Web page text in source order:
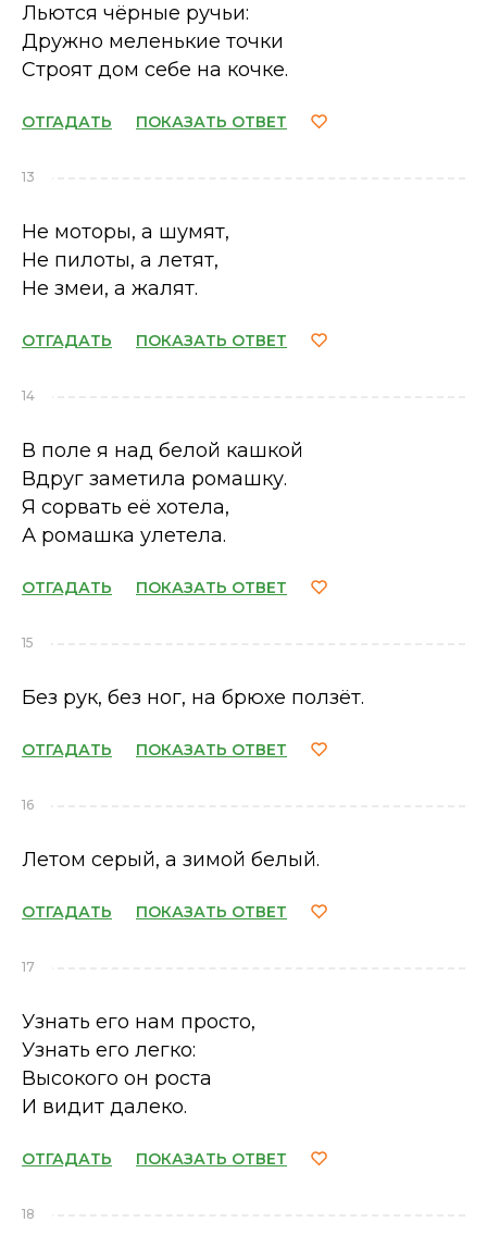
Льются чёрные ручьи:
Дружно меленькие точки
Строят дом себе на кочке.
ОТГАДАТЬ ПОКАЗАТЬ ОТВЕТ
13
Не моторы, а шумят,
Не пилоты, а летят,
Не змеи, а жалят.
ОТГАДАТЬ ПОКАЗАТЬ ОТВЕТ
14
В поле я над белой кашкой
Вдруг заметила ромашку.
Я сорвать её хотела,
А ромашка улетела.
ОТГАДАТЬ ПОКАЗАТЬ ОТВЕТ
15
Без рук, без ног, на брюхе ползёт.
ОТГАДАТЬ ПОКАЗАТЬ ОТВЕТ
16
Летом серый, а зимой белый.
ОТГАДАТЬ ПОКАЗАТЬ ОТВЕТ
17
Узнать его нам просто,
Узнать его легко:
Высокого он роста
И видит далеко.
ОТГАДАТЬ ПОКАЗАТЬ ОТВЕТ
18